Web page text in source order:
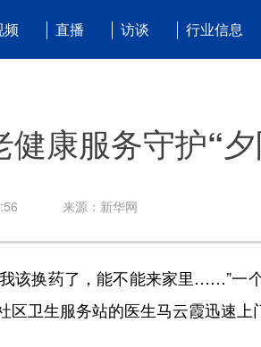
频 直播 访谈 行业信息
康服务守护“
来源：新华网
换药了，能不能来家里……”一
卫生服务站的医生马云霞迅速上